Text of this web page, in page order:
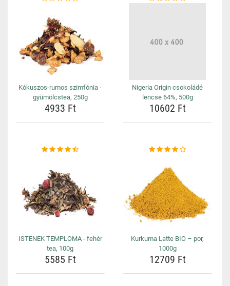
Kókuszos-rumos szimfónia -
gyümölcstea, 250g
4933 Ft
Nigeria Origin csokoládé
lencse 64%, 500g
10602 Ft
ISTENEK TEMPLOMA - fehér
tea, 100g
5585 Ft
Kurkuma Latte BIO – por,
1000g
12709 Ft